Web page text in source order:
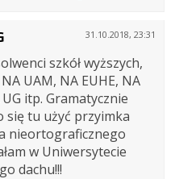
31.10.2018, 23:31
szkół wyższych,
UAM, NA EUHE, NA
itp. Gramatycznie
tu użyć przyimka
nieortograficznego
w Uniwersytecie
dachu!!!